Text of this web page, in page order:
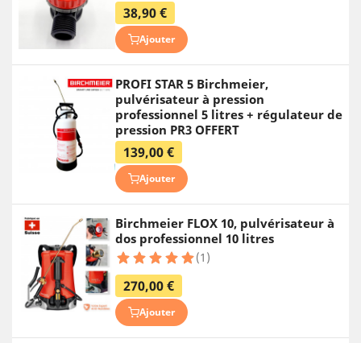
38,90 €
Ajouter
PROFI STAR 5 Birchmeier,
pulvérisateur à pression
professionnel 5 litres + régulateur de
pression PR3 OFFERT
139,00 €
Ajouter
Birchmeier FLOX 10, pulvérisateur à
dos professionnel 10 litres
(1)
270,00 €
Ajouter